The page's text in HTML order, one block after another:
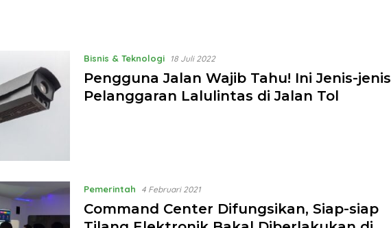
Bisnis & Teknologi 18 Juli 2022
Pengguna Jalan Wajib Tahu! Ini Jenis-jenis
Pelanggaran Lalulintas di Jalan Tol
Pemerintah 4 Februari 2021
Command Center Difungsikan, Siap-siap